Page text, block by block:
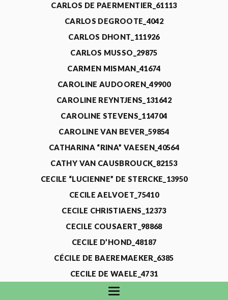
CARLOS DE PAERMENTIER_61113
CARLOS DEGROOTE_4042
CARLOS DHONT_111926
CARLOS MUSSO_29875
CARMEN MISMAN_41674
CAROLINE AUDOOREN_49900
CAROLINE REYNTJENS_131642
CAROLINE STEVENS_114704
CAROLINE VAN BEVER_59854
CATHARINA “RINA” VAESEN_40564
CATHY VAN CAUSBROUCK_82153
CECILE “LUCIENNE” DE STERCKE_13950
CECILE AELVOET_75410
CECILE CHRISTIAENS_12373
CECILE COUSAERT_98868
CECILE D’HOND_48187
CÉCILE DE BAEREMAEKER_6385
CECILE DE WAELE_4731
CECILE DEVOS_115318